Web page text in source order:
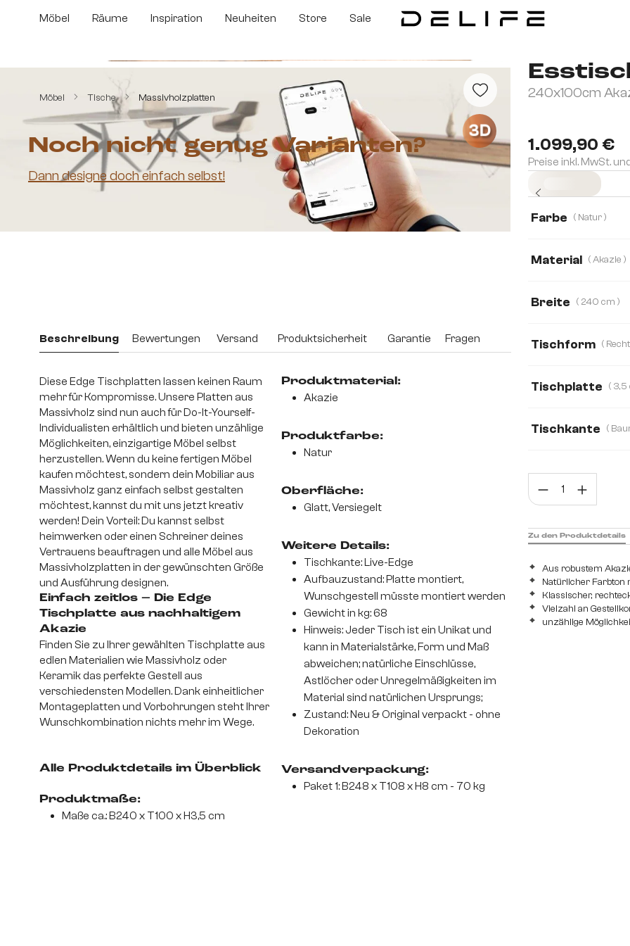
Hauptinhalt springen
Zur Suche springen
Zur Hauptnavigation springen
Möbel Räume Inspiration Neuheiten Store Sale
Möbel Tische Massivholzplatten 240x100cm
1.099,90 €
Preise inkl. MwSt.
Farbe ( Natur )
Material ( Akazie )
Breite ( 240 cm )
Tischform
Tischplatte
Tischkante
Aus robustem
Natürlicher Farbton
Klassischer,
Vielzahl an
unzählige
Zu den Produktdetails
Bildergalerie überspringen
3D
Noch nicht genug Varianten?
Dann designe doch einfach selbst!
Beschreibung Bewertungen Versand Produktsicherheit Garantie Fragen
Diese Edge Tischplatten lassen keinen Raum
mehr für Kompromisse. Unsere Platten aus
Massivholz sind nun auch für Do-It-Yourself-
Individualisten erhältlich und bieten unzählige
Möglichkeiten, einzigartige Möbel selbst
herzustellen. Wenn du keine fertigen Möbel
kaufen möchtest, sondern dein Mobiliar aus
Massivholz ganz einfach selbst gestalten
möchtest, kannst du mit uns jetzt kreativ
werden! Dein Vorteil: Du kannst selbst
heimwerken oder einen Schreiner deines
Vertrauens beauftragen und alle Möbel aus
Massivholzplatten in der gewünschten Größe
und Ausführung designen.
Einfach zeitlos – Die Edge
Tischplatte aus nachhaltigem
Akazie
Finden Sie zu Ihrer gewählten Tischplatte aus
edlen Materialien wie Massivholz oder
Keramik das perfekte Gestell aus
verschiedensten Modellen. Dank einheitlicher
Montageplatten und Vorbohrungen steht Ihrer
Wunschkombination nichts mehr im Wege.
Alle Produktdetails im Überblick
Produktmaße:
Maße ca.: B240 x T100 x H3,5 cm
Produktmaterial:
Akazie
Produktfarbe:
Natur
Oberfläche:
Glatt, Versiegelt
Weitere Details:
Tischkante: Live-Edge
Aufbauzustand: Platte montiert,
Wunschgestell müsste montiert werden
Gewicht in kg: 68
Hinweis: Jeder Tisch ist ein Unikat und
kann in Materialstärke, Form und Maß
abweichen; natürliche Einschlüsse,
Astlöcher oder Unregelmäßigkeiten im
Material sind natürlichen Ursprungs;
Zustand: Neu & Original verpackt - ohne
Dekoration
Versandverpackung:
Paket 1: B248 x T108 x H8 cm - 70 kg